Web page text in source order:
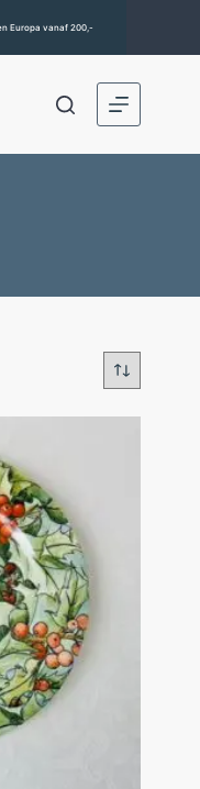
Europa vanaf 200,-